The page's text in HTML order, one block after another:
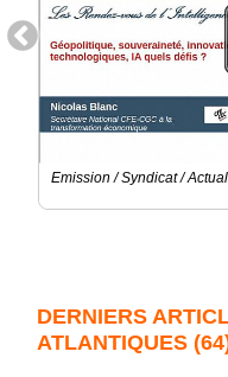
Emission / Syndicat /
DERNIERS
ATLANTIQUES